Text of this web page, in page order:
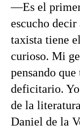
—Es el
escucho
taxista tiene
curioso. Mi
pensando
deficitario.
de la
Daniel de la